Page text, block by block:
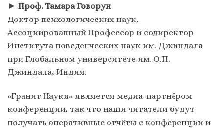
► Проф. Тамара Говорун
Доктор психологических наук,
Ассоциированный Профессор и содиректор
Института поведенческих наук им. Джиндала
при Глобальном университете им. О.П.
Джиндала, Индия.
«Гранит Науки» является медиа-партнёром
конференции, так что наши читатели будут
получать оперативные отчёты с конференции и